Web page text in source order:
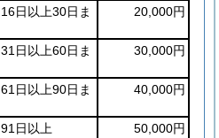
日以上30日ま
20,000円
日以上60日ま
30,000円
日以上90日ま
40,000円
日以上 50,000円